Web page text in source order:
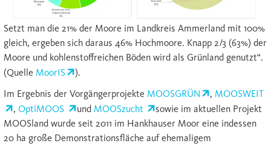
Setzt man die 21% der Moore im Landkreis Ammerland mit 100%
gleich, ergeben sich daraus 46% Hochmoore. Knapp 2/3 (63%) der
Moore und kohlenstoffreichen Böden wird als Grünland genutzt“.
(Quelle MoorIS
).
Im Ergebnis der Vorgängerprojekte MOOSGRÜN , MOOSWEIT
,OptiMOOS und MOOSzucht
sowie im aktuellen Projekt
MOOSland wurde seit 2011 im Hankhauser Moor eine indessen
20 ha große Demonstrationsfläche auf ehemaligem